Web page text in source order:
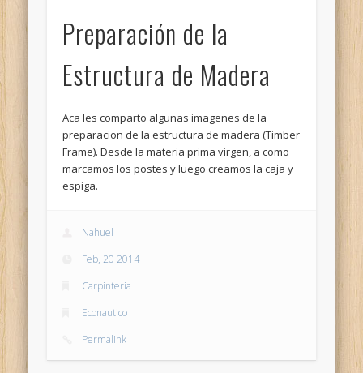
Preparación de la
Estructura de Madera
Aca les comparto algunas imagenes de la
preparacion de la estructura de madera (Timber
Frame). Desde la materia prima virgen, a como
marcamos los postes y luego creamos la caja y
espiga.
Nahuel
Feb, 20 2014
Carpinteria
Econautico
Permalink